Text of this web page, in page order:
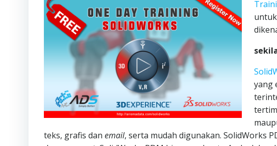
yang
teks, grafis dan email, serta mudah digunakan. SolidWorks